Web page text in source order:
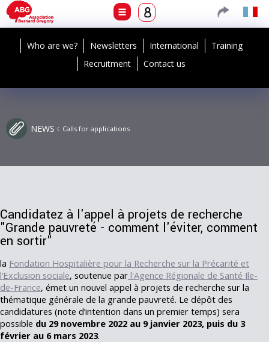
Who are we? Newsletters International
Training
Recruitment
Contact us
NEWS Calls for applications
Candidatez à l'appel à projets de recherche
"Grande pauvreté - comment l'éviter, comment
en sortir"
la Fondation Hospitalière pour la Recherche sur la Précarité et
l’Exclusion sociale, soutenue par l'Agence Régionale de Santé Ile-
de-France, émet un nouvel appel à projets de recherche sur la
thématique générale de la grande pauvreté. Le dépôt des
candidatures (note d’intention dans un premier temps) sera
possible du 29 novembre 2022 au 9 janvier 2023, puis du 3
février au 6 mars 2023.